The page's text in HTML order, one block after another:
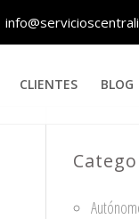
CLIENTES BLOG